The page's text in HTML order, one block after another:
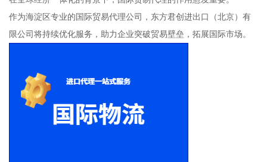
作为海淀区专业的国际贸易代理公司，东方君创进出口（北京）有
限公司将持续优化服务，助力企业突破贸易壁垒，拓展国际市场。